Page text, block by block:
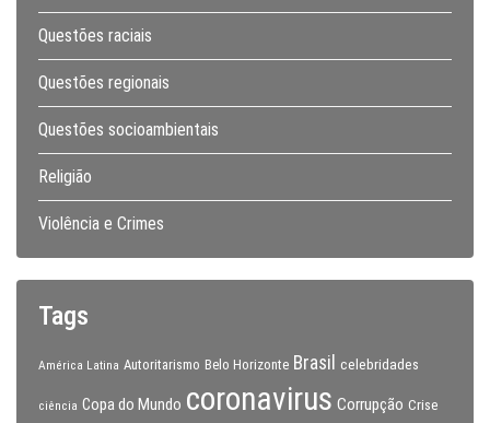
Questões raciais
Questões regionais
Questões socioambientais
Religião
Violência e Crimes
Tags
América Latina Autoritarismo Belo Horizonte Brasil celebridades
ciência Copa do Mundo coronavirus Corrupção Crise